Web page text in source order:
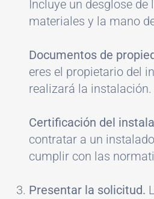
Incluye un desglose de
materiales y la mano
Documentos de
eres el propietario del
realizará la instalación.
Certificación del
contratar a un
cumplir con las
Presentar la solicitud.